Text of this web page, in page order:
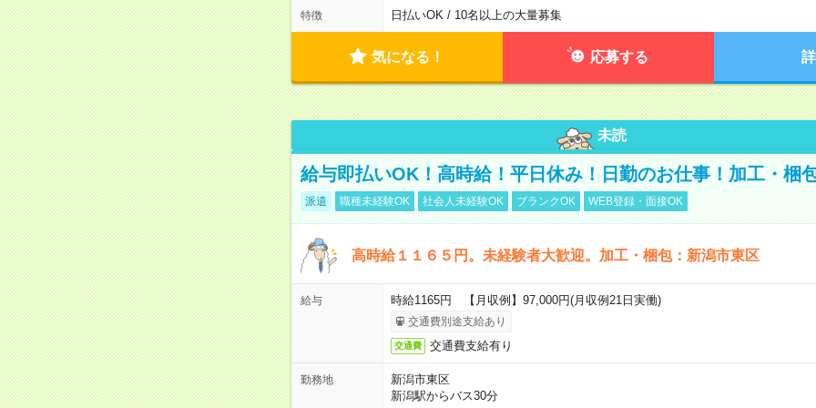
特徴 日払いOK / 10名以上の大量募集
気になる！ 応募する
未読
給与即払いOK！高時給！平日休み！日勤のお仕事！加工・梱
派遣 職種未経験OK 社会人未経験OK ブランクOK WEB登録・面接OK
高時給１１６５円。未経験者大歓迎。加工・梱包：新潟市東区
給与 時給1165円 【月収例】97,000円(月収例21日実働)
交通費別途支給あり
交通費 交通費支給有り
勤務地
新潟市東区
新潟駅からバス30分